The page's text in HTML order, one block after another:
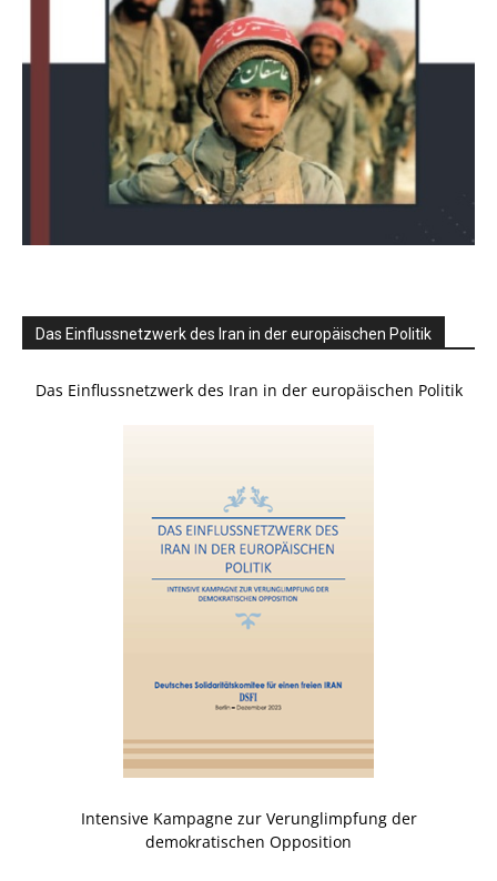
Das Einflussnetzwerk des Iran in der europäischen Politik
Das Einflussnetzwerk des Iran in der europäischen Politik
Intensive Kampagne zur Verunglimpfung der
demokratischen Opposition